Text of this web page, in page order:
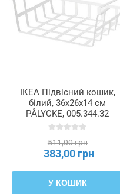
ІКЕА Підвісний кошик,
білий, 36x26x14 см
PÅLYCKE, 005.344.32
511,00 грн
383,00 грн
У КОШИК